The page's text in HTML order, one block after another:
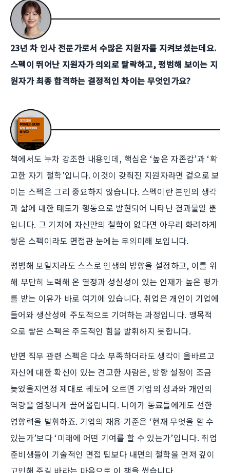
23년 차 인사 전문가로서 수많은 지원자를 지켜보셨는데요.
스펙이 뛰어난 지원자가 의외로 탈락하고, 평범해 보이는 지
원자가 최종 합격하는 결정적인 차이는 무엇인가요?
책에서도 누차 강조한 내용인데, 핵심은 ‘높은 자존감’과 ‘확
고한 자기 철학’입니다. 이것이 갖춰진 지원자라면 겉으로 보
이는 스펙은 그리 중요하지 않습니다. 스펙이란 본인의 생각
과 삶에 대한 태도가 행동으로 발현되어 나타난 결과물일 뿐
입니다. 그 기저에 자신만의 철학이 없다면 아무리 화려하게
쌓은 스펙이라도 면접관 눈에는 무의미해 보입니다.
평범해 보일지라도 스스로 인생의 방향을 설정하고, 이를 위
해 부단히 노력해 온 열정과 성실성이 있는 인재가 높은 평가
를 받는 이유가 바로 여기에 있습니다. 취업은 개인이 기업에
들어와 생산성에 주도적으로 기여하는 과정입니다. 맹목적
으로 쌓은 스펙은 주도적인 힘을 발휘하지 못합니다.
반면 직무 관련 스펙은 다소 부족하더라도 생각이 올바르고
자신에 대한 확신이 있는 견고한 사람은, 방향 설정이 조금
늦었을지언정 제대로 궤도에 오르면 기업의 성과와 개인의
역량을 엄청나게 끌어올립니다. 나아가 동료들에게도 선한
영향력을 발휘하죠. 기업의 채용 기준은 ‘현재 무엇을 할 수
있는가’보다 ‘미래에 어떤 기여를 할 수 있는가’입니다. 취업
준비생들이 기술적인 면접 팁보다 내면의 철학을 먼저 깊이
고민해 주길 바라는 마음으로 이 책을 썼습니다.